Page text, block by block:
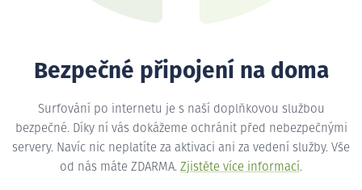
Bezpečné připojení na doma
Surfování po internetu je s naší doplňkovou službou
bezpečné. Díky ní vás dokážeme ochránit před nebezpečnými
servery. Navíc nic neplatíte za aktivaci ani za vedení služby. Vše
od nás máte ZDARMA. Zjistěte více informací.